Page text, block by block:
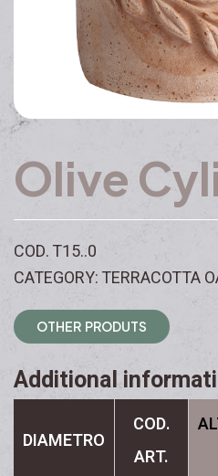
Olive
COD. T15..0
CATEGORY: TERRACOTTA
OTHER PRODUTS
Additional
DIAMETRO
COD.
ART.